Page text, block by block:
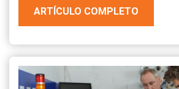
ARTÍCULO COMPLETO